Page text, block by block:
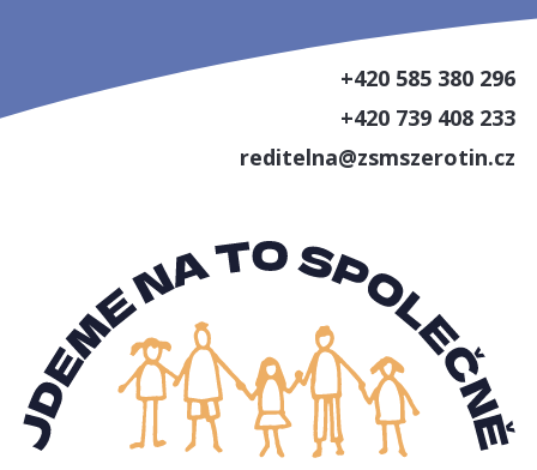
+420 585 380 296
+420 739 408 233
reditelna@zsmszerotin.cz